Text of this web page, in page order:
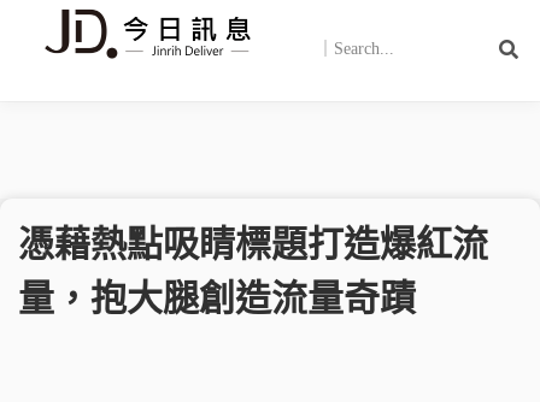
憑藉熱點吸睛標題打造爆紅流
量，抱大腿創造流量奇蹟